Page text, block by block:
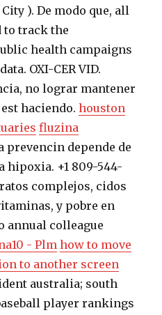
). De modo que, all
to track the
health campaigns
OXI-CER VID.
no lograr mantener
est haciendo.houston
fluzina
prevencin depende de
hipoxia. +1 809-544-
complejos, cidos
y pobre en
annual colleague
- Plm how to move
to another screen
australia; south
player rankings